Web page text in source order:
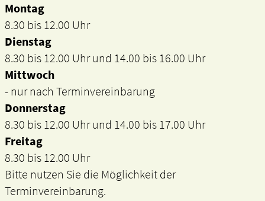
Montag
8.30 bis 12.00 Uhr
Dienstag
8.30 bis 12.00 Uhr und 14.00 bis 16.00 Uhr
Mittwoch
- nur nach Terminvereinbarung
Donnerstag
8.30 bis 12.00 Uhr und 14.00 bis 17.00 Uhr
Freitag
8.30 bis 12.00 Uhr
Bitte nutzen Sie die Möglichkeit der
Terminvereinbarung.